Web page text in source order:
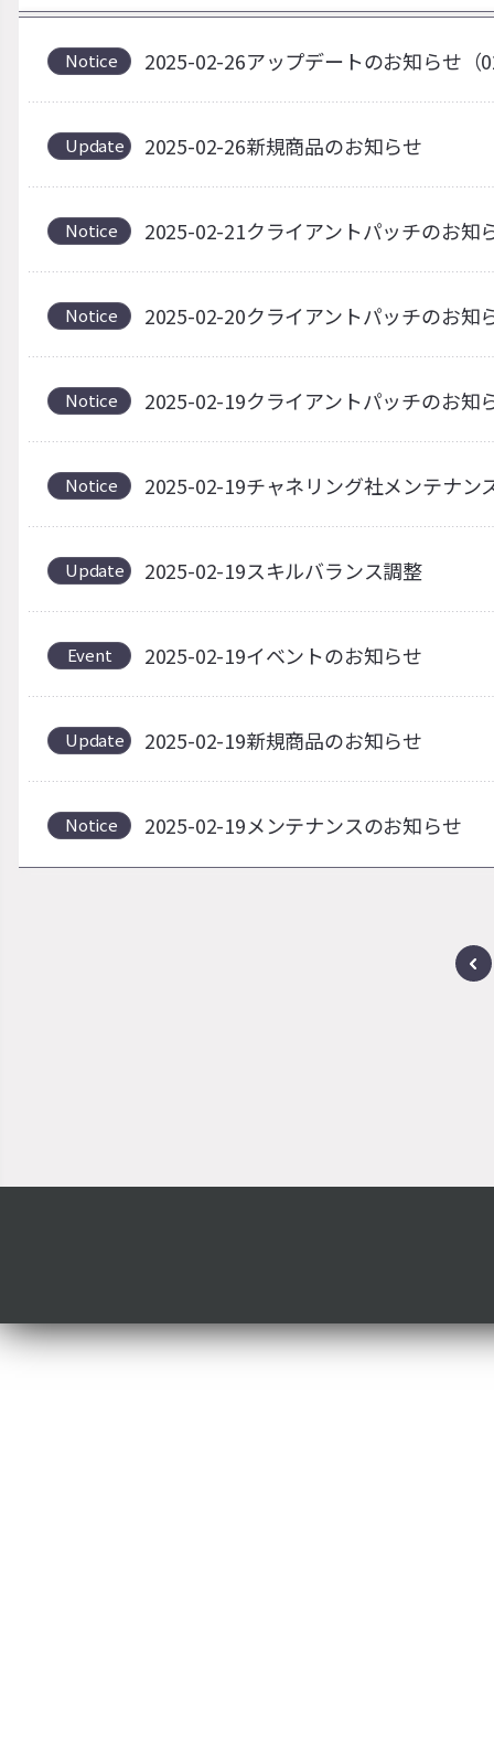
Notice 2025-02-26アップデートのお知らせ（
Update 2025-02-26新規商品のお知らせ
Notice 2025-02-21クライアントパッチのお知
Notice 2025-02-20クライアントパッチのお知
Notice 2025-02-19クライアントパッチのお知
Notice 2025-02-19チャネリング社メンテナン
Update 2025-02-19スキルバランス調整
Event 2025-02-19イベントのお知らせ
Update 2025-02-19新規商品のお知らせ
Notice 2025-02-19メンテナンスのお知らせ